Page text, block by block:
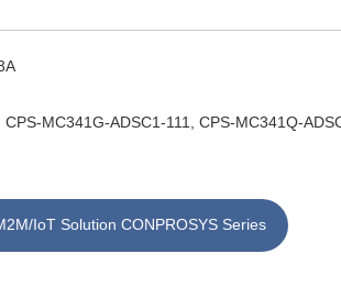
MC341G-ADSC1-111, CPS-MC341Q-
IoT Solution CONPROSYS Series